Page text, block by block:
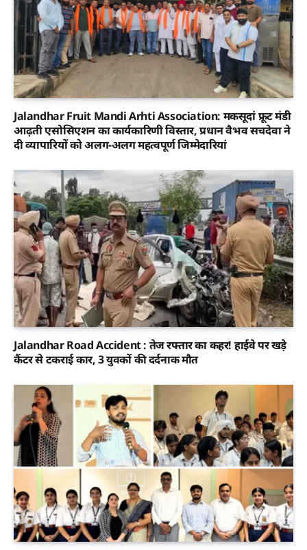
Jalandhar Fruit Mandi Arhti Association: मकसूदां फ्रूट मंडी
आढ़ती एसोसिएशन का कार्यकारिणी विस्तार, प्रधान वैभव सचदेवा ने
दी व्यापारियों को अलग-अलग महत्वपूर्ण जिम्मेदारियां
Jalandhar Road Accident : तेज रफ्तार का कहर! हाईवे पर खड़े
कैंटर से टकराई कार, 3 युवकों की दर्दनाक मौत